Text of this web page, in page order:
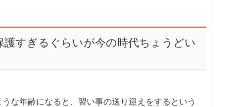
すぎるぐらいが今の時代ちょうどい
な年齢になると、習い事の送り迎えをするという